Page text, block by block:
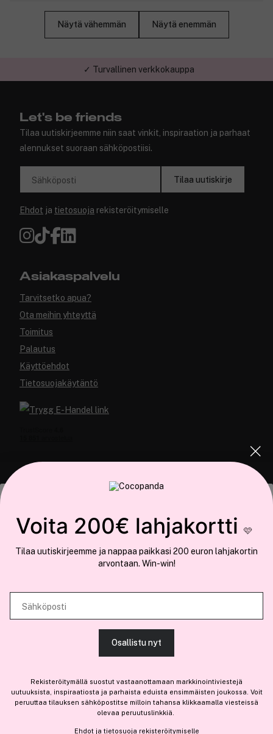
Tämä sivusto käyttää evästeitä
Käytämme evästeitä tarjoamamme sisällön ja mainosten
räätälöimiseen, sosiaalisen median ominaisuuksien tukemiseen ja
käytät sivustoamme. Kumppanimme voivat yhdistää näitä tietoja muihin
Näytä vähemmän Näytä enemmän
✓ Turvallinen verkkokauppa
Let's be friends
Tilaa uutiskirjeemme niin saat vinkit, inspiraation ja parhaat
alennukset suoraan sähköpostiisi.
Sähköposti Tilaa uutiskirje
Ehdot ja tietosuoja rekisteröitymiselle
Asiakaspalvelu
Tarvitsetko apua?
Ota meihin yhteyttä
Toimitus
Palautus
Käyttöehdot
Tietosuojakäytäntö
Meistä
Jos haluat henkilökohtaista neuvoa ammattitason hiustuotteista,
Voita 200€ lahjakortti 🩷
Tilaa uutiskirjeemme ja nappaa paikkasi 200 euron lahjakortin
arvontaan. Win-win!
Sähköposti
Osallistu nyt
Rekisteröitymällä suostut vastaanottamaan markkinointiviestejä
uutuuksista, inspiraatiosta ja parhaista eduista ensimmäisten joukossa. Voit
peruuttaa tilauksen sähköpostitse milloin tahansa klikkaamalla viesteissä
olevaa peruutuslinkkiä.
Ehdotja tietosuoja rekisteröitymiselle